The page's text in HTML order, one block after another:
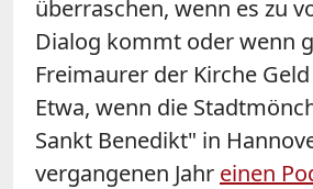
überraschen, wenn es zu
Dialog kommt oder wenn
Freimaurer der Kirche
Etwa, wenn die
Sankt Benedikt" in
vergangenen Jahr einen